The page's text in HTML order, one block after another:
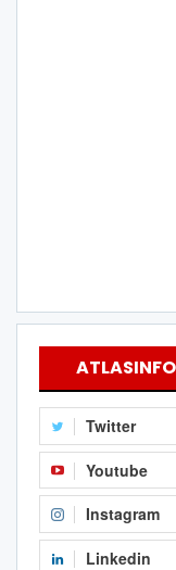
Twitter
Youtube
Instagram
Linkedin